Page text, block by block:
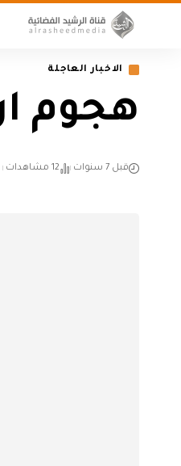
الاخبار العاجلة
هجوم
قبل 7 سنوات 12 مشاهدات